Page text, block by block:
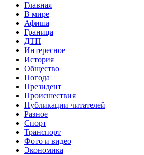
Главная
В мире
Афиша
Граница
ДТП
Интересное
История
Общество
Погода
Президент
Происшествия
Публикации читателей
Разное
Спорт
Транспорт
Фото и видео
Экономика